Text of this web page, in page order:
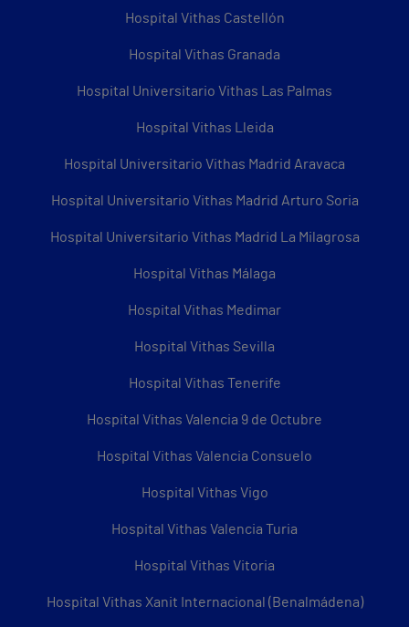
Hospital Vithas Castellón
Hospital Vithas Granada
Hospital Universitario Vithas Las Palmas
Hospital Vithas Lleida
Hospital Universitario Vithas Madrid Aravaca
Hospital Universitario Vithas Madrid Arturo Soria
Hospital Universitario Vithas Madrid La Milagrosa
Hospital Vithas Málaga
Hospital Vithas Medimar
Hospital Vithas Sevilla
Hospital Vithas Tenerife
Hospital Vithas Valencia 9 de Octubre
Hospital Vithas Valencia Consuelo
Hospital Vithas Vigo
Hospital Vithas Valencia Turia
Hospital Vithas Vitoria
Hospital Vithas Xanit Internacional (Benalmádena)